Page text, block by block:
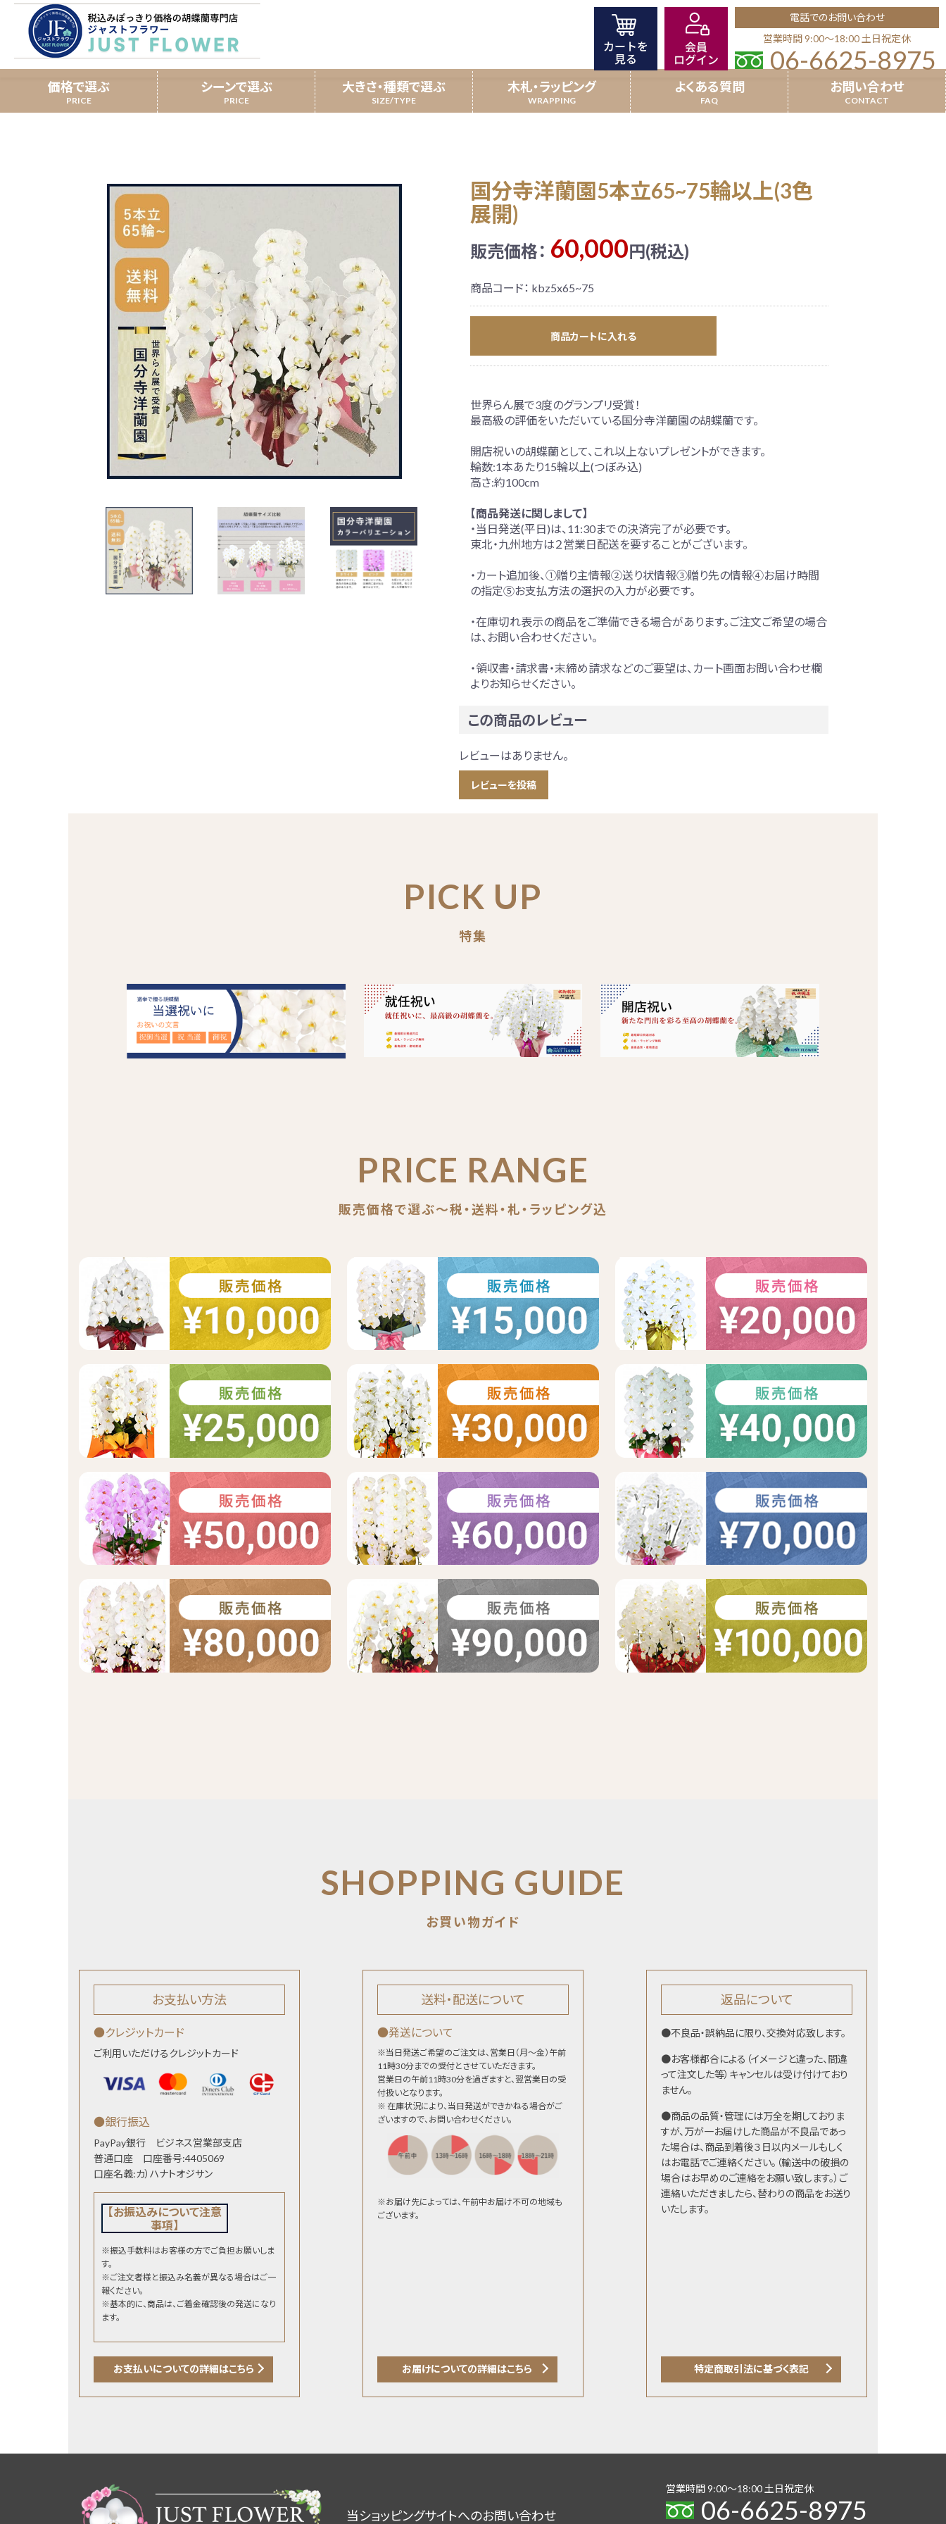
電話でのお問い合わせ
営業時間 9:00〜18:00 土日祝定休
06-6625-8975
価格で選ぶ シーンで選ぶ
開業祝い 開店祝い 昇進祝い 就任祝い
移転祝い 叙勲・受賞祝い 新規上場・一部上場祝い 竣工祝い
誕生日 長寿祝い／敬老の日 引越し祝い
定番の胡蝶蘭 特別な方への胡蝶蘭
大きさ・種類で選ぶ
3本立 5本立 7本立 8本立以上
スタンダード胡蝶蘭 提携農園特別仕立て 受賞胡蝶蘭 超特選受賞胡蝶蘭
ミディ胡蝶蘭 観葉植物 北海道配送商品
花束・アレンジ
木札・ラッピング よくある質問 お問い合わせ
ホーム ￥60,000 国分寺洋蘭園5本立65~75輪以上(3色展開)
国分寺洋蘭園5本立65~75輪以上(3色
展開)
販売価格： 60,000円(税込)
商品コード： kbz5x65~75
商品カートに入れる
世界らん展で3度のグランプリ受賞！
最高級の評価をいただいている国分寺洋蘭園の胡蝶蘭です。
開店祝いの胡蝶蘭として、これ以上ないプレゼントができます。
輪数:1本あたり15輪以上(つぼみ込)
高さ:約100cm
【商品発送に関しまして】
・当日発送(平日)は、11:30までの決済完了が必要です。
東北・九州地方は２営業日配送を要することがございます。
・カート追加後、①贈り主情報②送り状情報③贈り先の情報④お届け時間
の指定⑤お支払方法の選択の入力が必要です。
・在庫切れ表示の商品をご準備できる場合があります。ご注文ご希望の場合
は、お問い合わせください。
・領収書・請求書・末締め請求などのご要望は、カート画面お問い合わせ欄
よりお知らせください。
この商品のレビュー
レビューはありません。
レビューを投稿
PICK UP
PRICE RANGE
SHOPPING GUIDE
お支払い方法
●クレジットカード
ご利用いただけるクレジットカード
●銀行振込
PayPay銀行 ビジネス営業部支店
普通口座 口座番号:4405069
口座名義:カ）ハナトオジサン
【お振込みについて注意
事項】
※振込手数料はお客様の方でご負担お願いしま
す。
※ご注文者様と振込み名義が異なる場合はご一
報ください。
※基本的に、商品は、ご着金確認後の発送になり
ます。
お支払いについての詳細はこちら
送料・配送について
●発送について
※当日発送ご希望のご注文は、営業日（月～金）午前
11時30分までの受付とさせていただきます。
営業日の午前11時30分を過ぎますと、翌営業日の受
付扱いとなります。
※ 在庫状況により、当日発送ができかねる場合がご
ざいますので、お問い合わせください。
※お届け先によっては、午前中お届け不可の地域も
ございます。
お届けについての詳細はこちら
返品について
●不良品・誤納品に限り、交換対応致します。
●お客様都合による（イメージと違った、間違
って注文した等）キャンセルは受け付けており
ません。
●商品の品質・管理には万全を期しておりま
すが、万が一お届けした商品が不良品であっ
た場合は、商品到着後３日以内メールもしく
はお電話でご連絡ください。（輸送中の破損の
場合はお早めのご連絡をお願い致します。）ご
連絡いただきましたら、替わりの商品をお送り
いたします。
特定商取引法に基づく表記
当ショッピングサイトへのお問い合わせ
営業時間 9:00〜18:00 土日祝定休
06-6625-8975